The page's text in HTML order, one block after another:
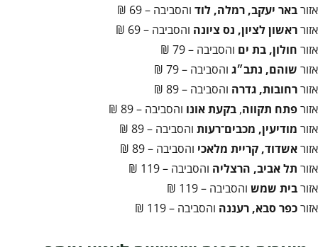
אזורבאר יעקב, רמלה, לוד והסביבה – 69 ₪
אזורראשון לציון, נס ציונה והסביבה – 69 ₪
אזור חולון, בת ים והסביבה – 79 ₪
אזור שוהם, נתב״ג והסביבה – 79 ₪
אזוררחובות, גדרה והסביבה – 89 ₪
אזורפתח תקווה, בקעת אונו והסביבה – 89 ₪
אזור מודיעין, מכבים־רעות והסביבה – 89 ₪
אזוראשדוד, קריית מלאכי והסביבה – 89 ₪
אזור תל אביב, הרצליה והסביבה – 119 ₪
אזורבית שמש והסביבה – 119 ₪
אזורכפר סבא, רעננה והסביבה – 119 ₪